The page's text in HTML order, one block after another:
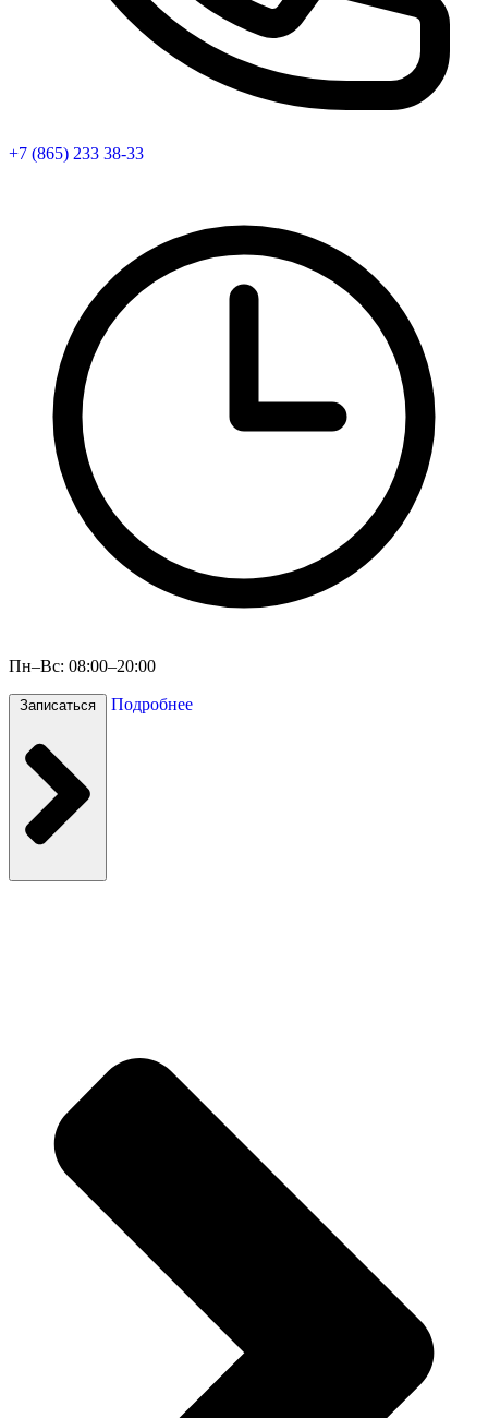
+7 (865) 233 38-33
Пн–Вс: 08:00–20:00
Записаться Подробнее